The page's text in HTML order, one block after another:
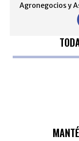
Agronegocios y